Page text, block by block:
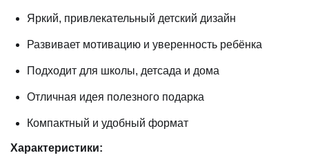
Яркий, привлекательный детский дизайн
Развивает мотивацию и уверенность ребёнка
Подходит для школы, детсада и дома
Отличная идея полезного подарка
Компактный и удобный формат
Характеристики: